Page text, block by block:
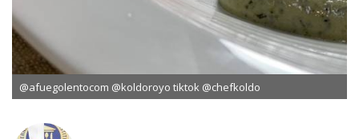
@afuegolentocom @koldoroyo tiktok @chefkoldo